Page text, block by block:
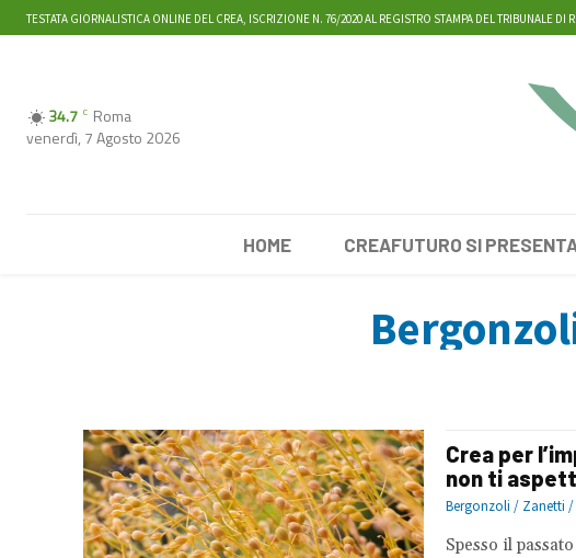
TESTATA GIORNALISTICA ONLINE DEL CREA, ISCRIZIONE N. 76/2020 AL REGISTRO STAMPA DEL TRIBUNALE DI
34.7 C Roma
venerdì, 7 Agosto 2026
HOME CREAFUTURO SI
Crea per
non ti
Bergonzoli / Zanetti
Spesso il